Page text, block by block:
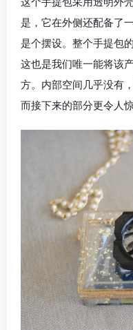
是，它在外侧还配备了
是个摆设。整个手提包
这也是我们唯一能将该
方。内部空间几乎没有
而接下来的部分更令人惊